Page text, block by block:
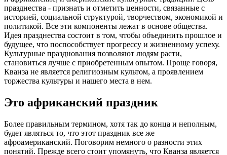
празднества - признать и отметить ценности, связанные с
историей, социальной структурой, творчеством, экономикой и
политикой. Все эти компоненты лежат в основе общества.
Идея празднества состоит в том, чтобы объединить прошлое и
будущее, что поспособствует прогрессу и жизненному успеху.
Культурные празднования позволяют людям расти,
становиться лучше с приобретенным опытом. Проще говоря,
Кванза не является религиозным культом, а проявлением
торжества культуры и нашего места в нем.
Это африканский праздник
Более правильным термином, хотя так до конца и неполным,
будет являться то, что этот праздник все же
афроамериканский. Поговорим немного о разности этих
понятий. Прежде всего стоит упомянуть, что Кванза является